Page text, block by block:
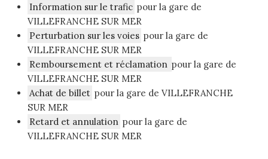
Information sur le trafic pour la gare de
VILLEFRANCHE SUR MER
Perturbation sur les voies pour la gare de
VILLEFRANCHE SUR MER
Remboursement et réclamation pour la gare de
VILLEFRANCHE SUR MER
Achat de billet pour la gare de VILLEFRANCHE
SUR MER
Retard et annulation pour la gare de
VILLEFRANCHE SUR MER